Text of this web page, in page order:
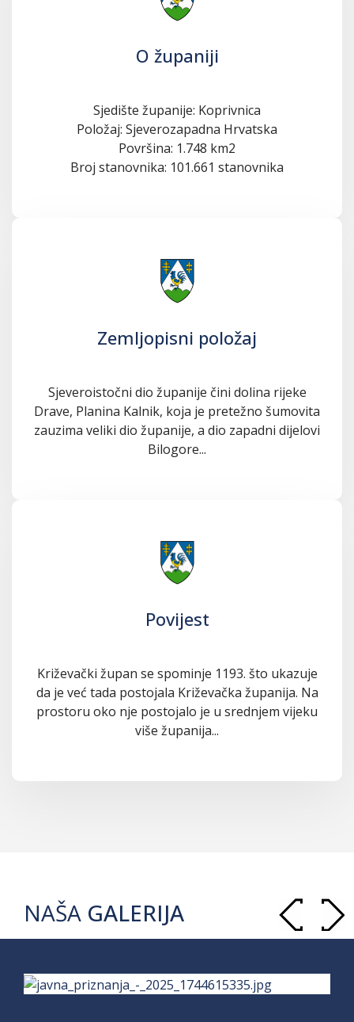
O županiji
Sjedište županije: Koprivnica
Položaj: Sjeverozapadna Hrvatska
Površina: 1.748 km2
Broj stanovnika: 101.661 stanovnika
Zemljopisni položaj
Sjeveroistočni dio županije čini dolina rijeke
Drave, Planina Kalnik, koja je pretežno šumovita
zauzima veliki dio županije, a dio zapadni dijelovi
Bilogore...
Povijest
Križevački župan se spominje 1193. što ukazuje
da je već tada postojala Križevačka županija. Na
prostoru oko nje postojalo je u srednjem vijeku
više županija...
NAŠA GALERIJA